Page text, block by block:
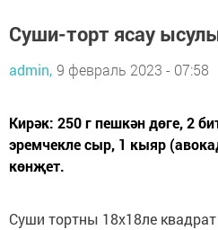
Суши-торт ясау
admin, 9 февраль 2023 - 07:58
Кирәк: 250 г пешкән дөге, 2
эремчекле сыр, 1 кыяр
көнҗет.
Суши тортны 18х18ле